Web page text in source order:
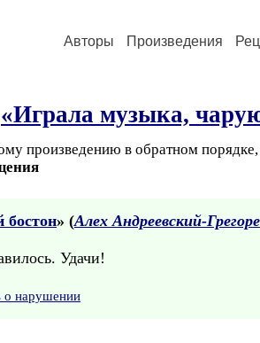
Авторы Произведения
«Играла музыка,
произведению в обратном
» (Алех Андреевский-Грегоре
Удачи!
о нарушении